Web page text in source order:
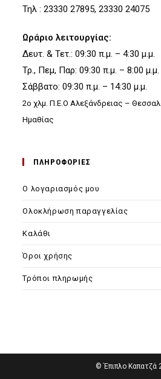
Τηλ : 23330 27895, 23330 24075
Ωράριο λειτουργίας:
Δευτ. & Τετ.: 09:30 π.μ. – 4:30 μ.μ.
Τρ., Πεμ, Παρ: 09:30 π.μ. – 8:00 μ.μ.
Σάββατο: 09:30 π.μ. – 14:30 μ.μ.
2ο χλμ. Π.Ε.Ο Αλεξάνδρειας –
Ημαθίας
ΠΛΗΡΟΦΟΡΙΕΣ
Ο λογαριασμός μου
Ολοκλήρωση παραγγελίας
Καλάθι
Όροι χρήσης
Τρόποι πληρωμής
© Έπιπλο Καπατζά